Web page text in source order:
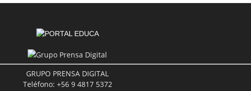
GRUPO PRENSA DIGITAL
Teléfono: +56 9 4817 5372